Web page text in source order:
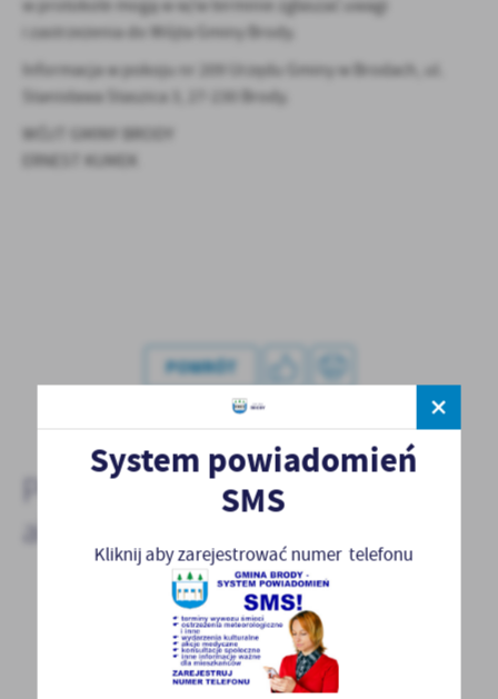
treści w postaci wiadomości, ofert, komunikatów mediów
społecznościowych.
w protokole mogą w w/w terminie zgłaszać uwagi
i zastrzeżenia do Wójta Gminy Brody.
Informacja w pokoju nr 209 Urzędu Gminy w Brodach, ul.
Stanisława Staszica 3, 27-230 Brody.
WÓJT GMINY BRODY
ERNEST KUMEK
POWRÓT
Pozostałe
aktualności
Jarmark smaków, rękodzieła i pasji
System powiadomień
SMS
Kliknij aby zarejestrować numer telefonu